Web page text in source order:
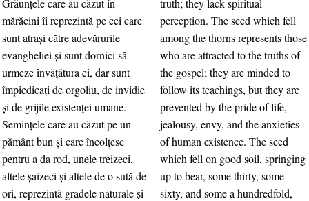
Grăunţele care au căzut în
mărăcini îi reprezintă pe cei care
sunt atraşi către adevărurile
evangheliei şi sunt dornici să
urmeze învăţătura ei, dar sunt
împiedicaţi de orgoliu, de invidie
şi de grijile existenţei umane.
Seminţele care au căzut pe un
pământ bun şi care încolţesc
pentru a da rod, unele treizeci,
altele şaizeci şi altele de o sută de
ori, reprezintă gradele naturale şi
truth; they lack spiritual
perception. The seed which fell
among the thorns represents those
who are attracted to the truths of
the gospel; they are minded to
follow its teachings, but they are
prevented by the pride of life,
jealousy, envy, and the anxieties
of human existence. The seed
which fell on good soil, springing
up to bear, some thirty, some
sixty, and some a hundredfold,